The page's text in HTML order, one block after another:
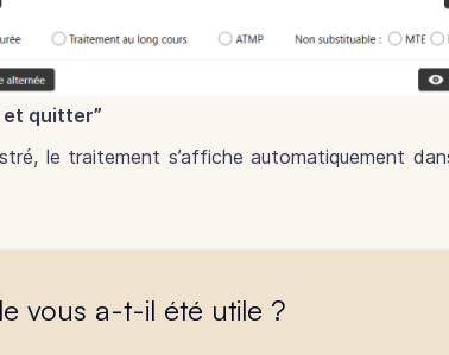
et quitter”
le traitement s’affiche automatiquement
vous a-t-il été utile ?